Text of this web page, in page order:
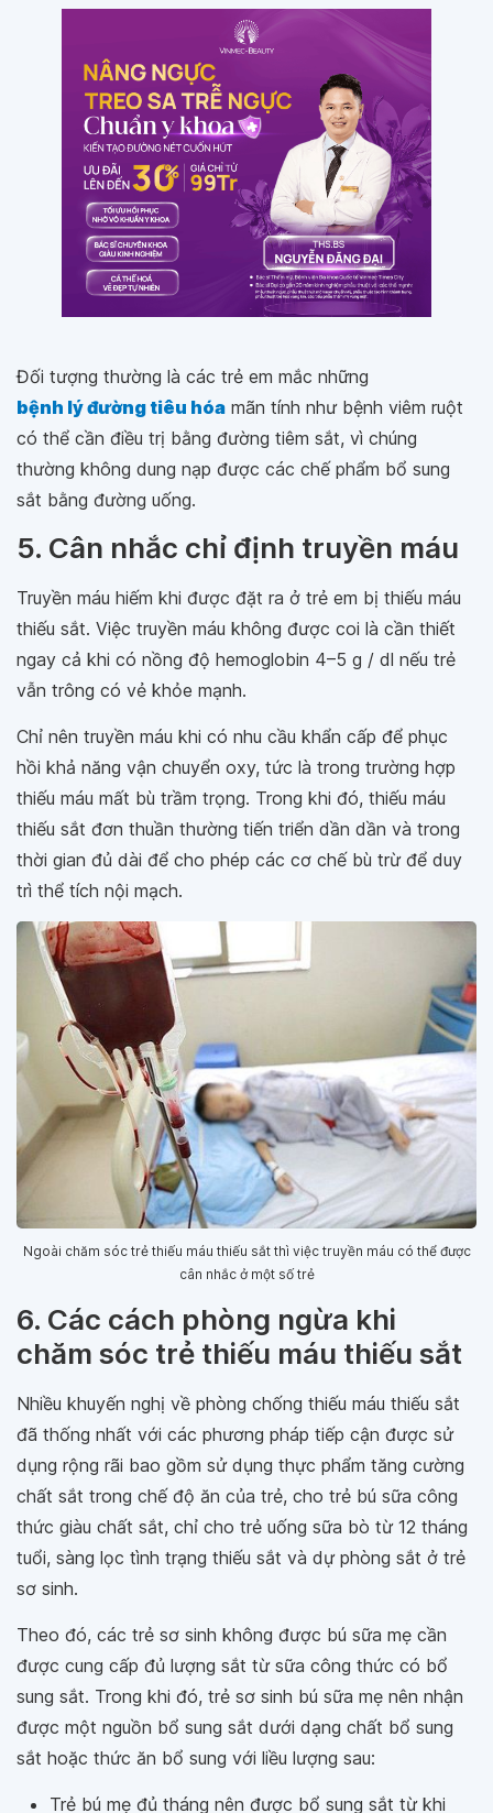
Đối tượng thường là các trẻ em mắc những
bệnh lý đường tiêu hóa mãn tính như bệnh viêm ruột
có thể cần điều trị bằng đường tiêm sắt, vì chúng
thường không dung nạp được các chế phẩm bổ sung
sắt bằng đường uống.
5. Cân nhắc chỉ định truyền máu
Truyền máu hiếm khi được đặt ra ở trẻ em bị thiếu máu
thiếu sắt. Việc truyền máu không được coi là cần thiết
ngay cả khi có nồng độ hemoglobin 4–5 g / dl nếu trẻ
vẫn trông có vẻ khỏe mạnh.
Chỉ nên truyền máu khi có nhu cầu khẩn cấp để phục
hồi khả năng vận chuyển oxy, tức là trong trường hợp
thiếu máu mất bù trầm trọng. Trong khi đó, thiếu máu
thiếu sắt đơn thuần thường tiến triển dần dần và trong
thời gian đủ dài để cho phép các cơ chế bù trừ để duy
trì thể tích nội mạch.
Ngoài chăm sóc trẻ thiếu máu thiếu sắt thì việc truyền máu có thể được
cân nhắc ở một số trẻ
6. Các cách phòng ngừa khi
chăm sóc trẻ thiếu máu thiếu sắt
Nhiều khuyến nghị về phòng chống thiếu máu thiếu sắt
đã thống nhất với các phương pháp tiếp cận được sử
dụng rộng rãi bao gồm sử dụng thực phẩm tăng cường
chất sắt trong chế độ ăn của trẻ, cho trẻ bú sữa công
thức giàu chất sắt, chỉ cho trẻ uống sữa bò từ 12 tháng
tuổi, sàng lọc tình trạng thiếu sắt và dự phòng sắt ở trẻ
sơ sinh.
Theo đó, các trẻ sơ sinh không được bú sữa mẹ cần
được cung cấp đủ lượng sắt từ sữa công thức có bổ
sung sắt. Trong khi đó, trẻ sơ sinh bú sữa mẹ nên nhận
được một nguồn bổ sung sắt dưới dạng chất bổ sung
sắt hoặc thức ăn bổ sung với liều lượng sau:
Trẻ bú mẹ đủ tháng nên được bổ sung sắt từ khi